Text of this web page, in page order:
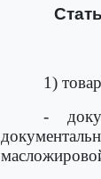
1)
-